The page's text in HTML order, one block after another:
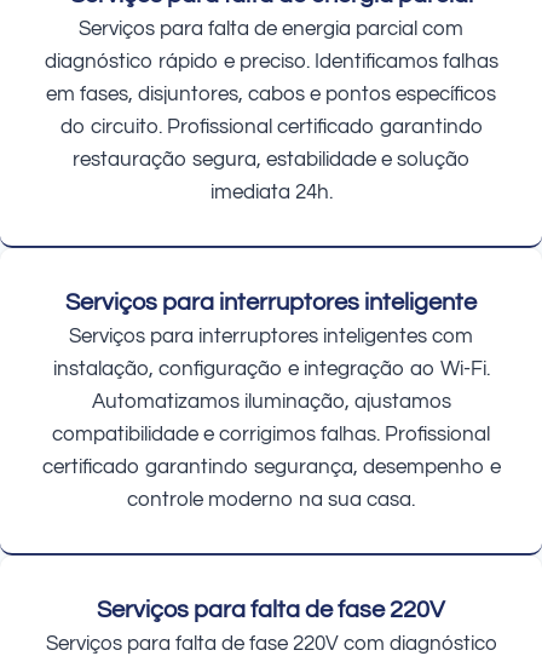
Serviços para falta de energia parcial com
diagnóstico rápido e preciso. Identificamos falhas
em fases, disjuntores, cabos e pontos específicos
do circuito. Profissional certificado garantindo
restauração segura, estabilidade e solução
imediata 24h.
Serviços para interruptores inteligente
Serviços para interruptores inteligentes com
instalação, configuração e integração ao Wi-Fi.
Automatizamos iluminação, ajustamos
compatibilidade e corrigimos falhas. Profissional
certificado garantindo segurança, desempenho e
controle moderno na sua casa.
Serviços para falta de fase 220V
Serviços para falta de fase 220V com diagnóstico